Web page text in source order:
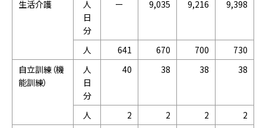
生活介護
人
日
分
ー 9,035 9,216 9,398
人 641 670 700
730
自立訓練（機
能訓練）
人
日
分
40 38 38 38
人 2 2 2
2